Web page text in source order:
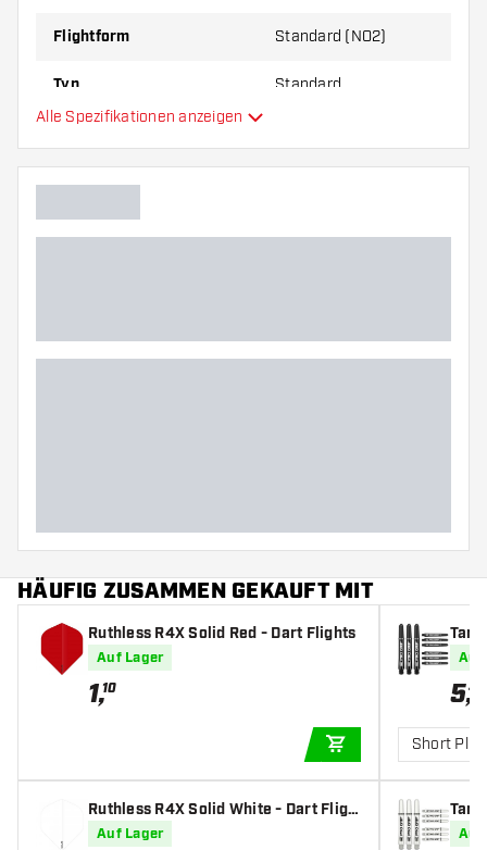
Flightform Standard (NO2)
Typ Standard
Hauptfarbe
Alle Spezifikationen anzeigen
HÄUFIG ZUSAMMEN GEKAUFT MIT
Ruthless R4X Solid Red - Dart Flights
Auf Lager
1,10
IN DEN
Ruthless R4X Solid White - Dart Fligh
ts
Auf Lager
fts
Auf
5,49
Short Plus
afts
Auf